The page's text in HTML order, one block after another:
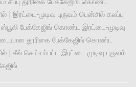
இரட்டை-முடிவு புருவம் பென்சில் கலப்பு
பேக்கேஜிங் கொண்ட இரட்டை-முடிவு
தூரிகை பேக்கேஜிங் கொண்ட
சீல் செய்யப்பட்ட இரட்டை-முடிவு புருவம்